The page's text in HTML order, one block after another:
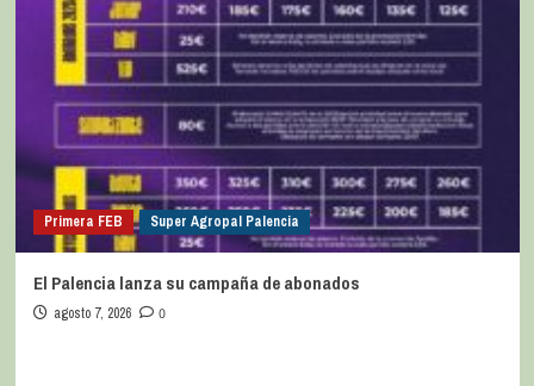
Primera FEB Super Agropal Palencia
El Palencia lanza su campaña de abonados
agosto 7, 2026 0